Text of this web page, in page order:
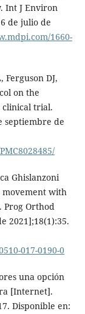
Int J Environ
de julio de
1660-
DJ,
on the
clinical trial.
septiembre de
Ghislanzoni
movement with
Prog Orthod
2021];18(1):35.
017-0190-0
una opción
[Internet].
Disponible en: